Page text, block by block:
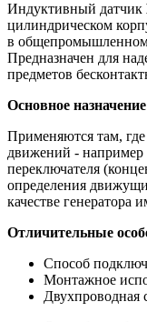
Индуктивный датчик
цилиндрическом
в
Предназначен для
предметов
Основное назначение
Применяются там,
движений - например
переключателя
определения
качестве генератора
Отличительные
Способ
Монтажное
Двухпроводная